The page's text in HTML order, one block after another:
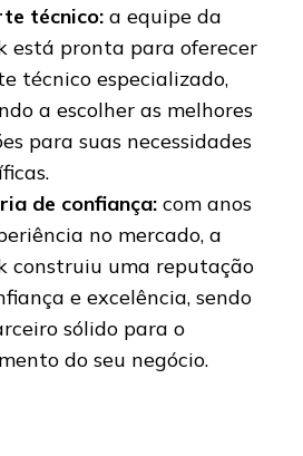
técnico: a equipe da
está pronta para oferecer
técnico especializado,
a escolher as melhores
para suas necessidades
de confiança: com anos
no mercado, a
construiu uma reputação
e excelência, sendo
sólido para o
do seu negócio.